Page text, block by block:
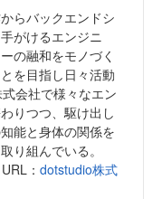
らバックエンドシ
がけるエンジニ
の融和をモノづく
を目指し日々活動
会社で様々なエン
りつつ、駆け出し
能と身体の関係を
り組んでいる。
URL： dotstudio株式